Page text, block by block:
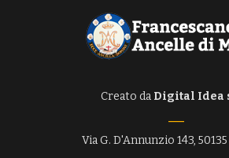
Creato da Digital Idea
Via G. D'Annunzio 143,